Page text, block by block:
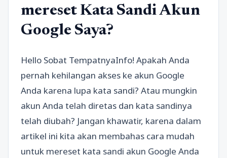
mereset Kata Sandi Akun
Google Saya?
Hello Sobat TempatnyaInfo! Apakah Anda
pernah kehilangan akses ke akun Google
Anda karena lupa kata sandi? Atau mungkin
akun Anda telah diretas dan kata sandinya
telah diubah? Jangan khawatir, karena dalam
artikel ini kita akan membahas cara mudah
untuk mereset kata sandi akun Google Anda